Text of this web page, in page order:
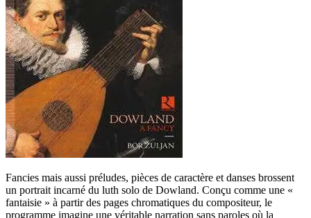
Fancies mais aussi préludes, pièces de caractère et danses brossent
un portrait incarné du luth solo de Dowland. Conçu comme une «
fantaisie » à partir des pages chromatiques du compositeur, le
programme imagine une véritable narration sans paroles où la